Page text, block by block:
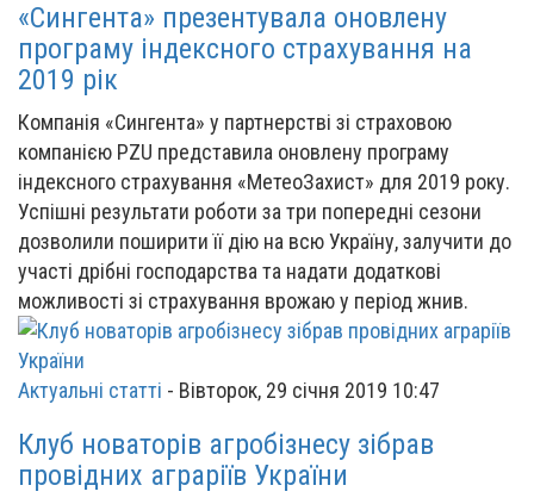
«Сингента» презентувала оновлену
програму індексного страхування на
2019 рік
Компанія «Сингента» у партнерстві зі страховою
компанією PZU представила оновлену програму
індексного страхування «МетеоЗахист» для 2019 року.
Успішні результати роботи за три попередні сезони
дозволили поширити її дію на всю Україну, залучити до
участі дрібні господарства та надати додаткові
можливості зі страхування врожаю у період жнив.
Актуальні статті - Вівторок, 29 січня 2019 10:47
Клуб новаторів агробізнесу зібрав
провідних аграріїв України